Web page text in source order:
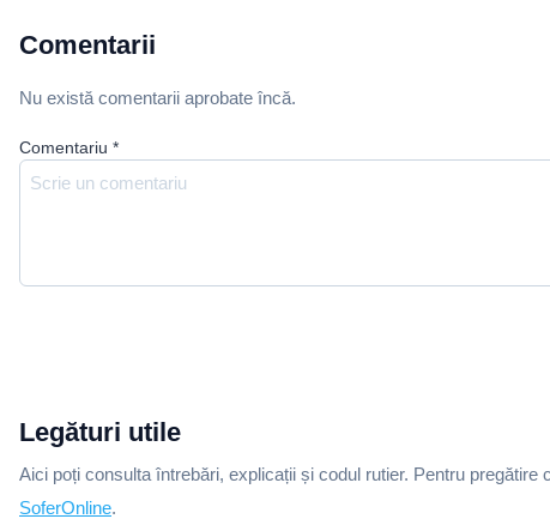
Comentarii
Nu există comentarii aprobate încă.
Comentariu *
Legături utile
Aici poți consulta întrebări, explicații și codul rutier. Pentru pregătire
SoferOnline.